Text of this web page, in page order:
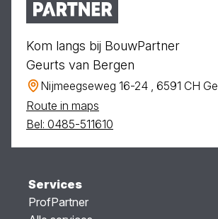
Kom langs bij BouwPartner
Geurts van Bergen
Nijmeegseweg 16-24 , 6591 CH
Route in maps
Bel: 0485-511610
Services
ProfPartner